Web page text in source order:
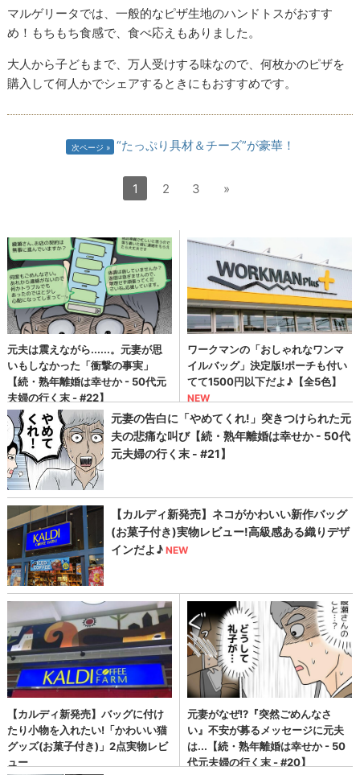
マルゲリータでは、一般的なピザ生地のハンドトスがおすす
め！もちもち食感で、食べ応えもありました。
大人から子どもまで、万人受けする味なので、何枚かのピザを
購入して何人かでシェアするときにもおすすめです。
次ページ “たっぷり具材＆チーズ”が豪華！
1 2 3 »